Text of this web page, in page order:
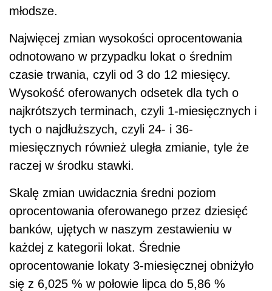
młodsze.
Najwięcej zmian wysokości oprocentowania
odnotowano w przypadku lokat o średnim
czasie trwania, czyli od 3 do 12 miesięcy.
Wysokość oferowanych odsetek dla tych o
najkrótszych terminach, czyli 1-miesięcznych i
tych o najdłuższych, czyli 24- i 36-
miesięcznych również uległa zmianie, tyle że
raczej w środku stawki.
Skalę zmian uwidacznia średni poziom
oprocentowania oferowanego przez dziesięć
banków, ujętych w naszym zestawieniu w
każdej z kategorii lokat. Średnie
oprocentowanie lokaty 3-miesięcznej obniżyło
się z 6,025 % w połowie lipca do 5,86 %